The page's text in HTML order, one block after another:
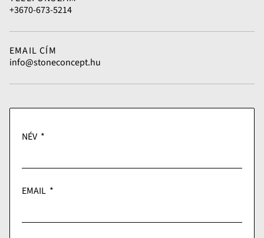
+3670-673-5214
EMAIL CÍM
info@stoneconcept.hu
NÉV
EMAIL